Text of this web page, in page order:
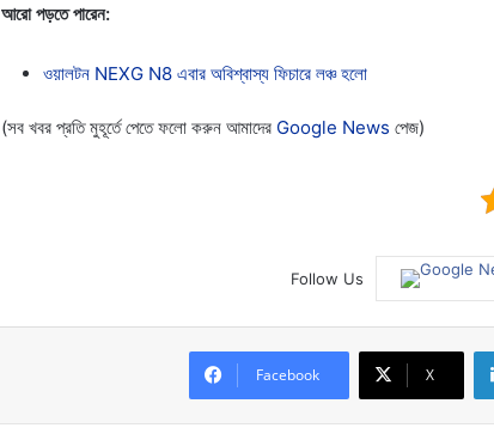
আরো পড়তে পারেন:
ওয়ালটন NEXG N8 এবার অবিশ্বাস্য ফিচারে লঞ্চ হলো
(সব খবর প্রতি মুহূর্তে পেতে ফলো করুন আমাদের Google News পেজ)
Follow Us
Facebook X